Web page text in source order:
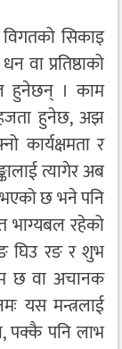
सिकाइ
वा प्रतिष्ठाको
हुनेछन् । काम
हुनेछ, अझ
कार्यक्षमता र
त्यागेर अब
छ भने पनि
भाग्यबल रहेको
घिउ रङ र शुभ
छ वा अचानक
यस मन्त्रलाई
पक्कै पनि लाभ